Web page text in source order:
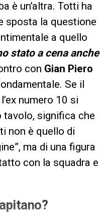
è un’altra. Totti ha
sposta la questione
a quello
stato a cena anche
con Gian Piero
Se il
numero 10 si
significa che
non è quello di
ma di una figura
con la squadra e